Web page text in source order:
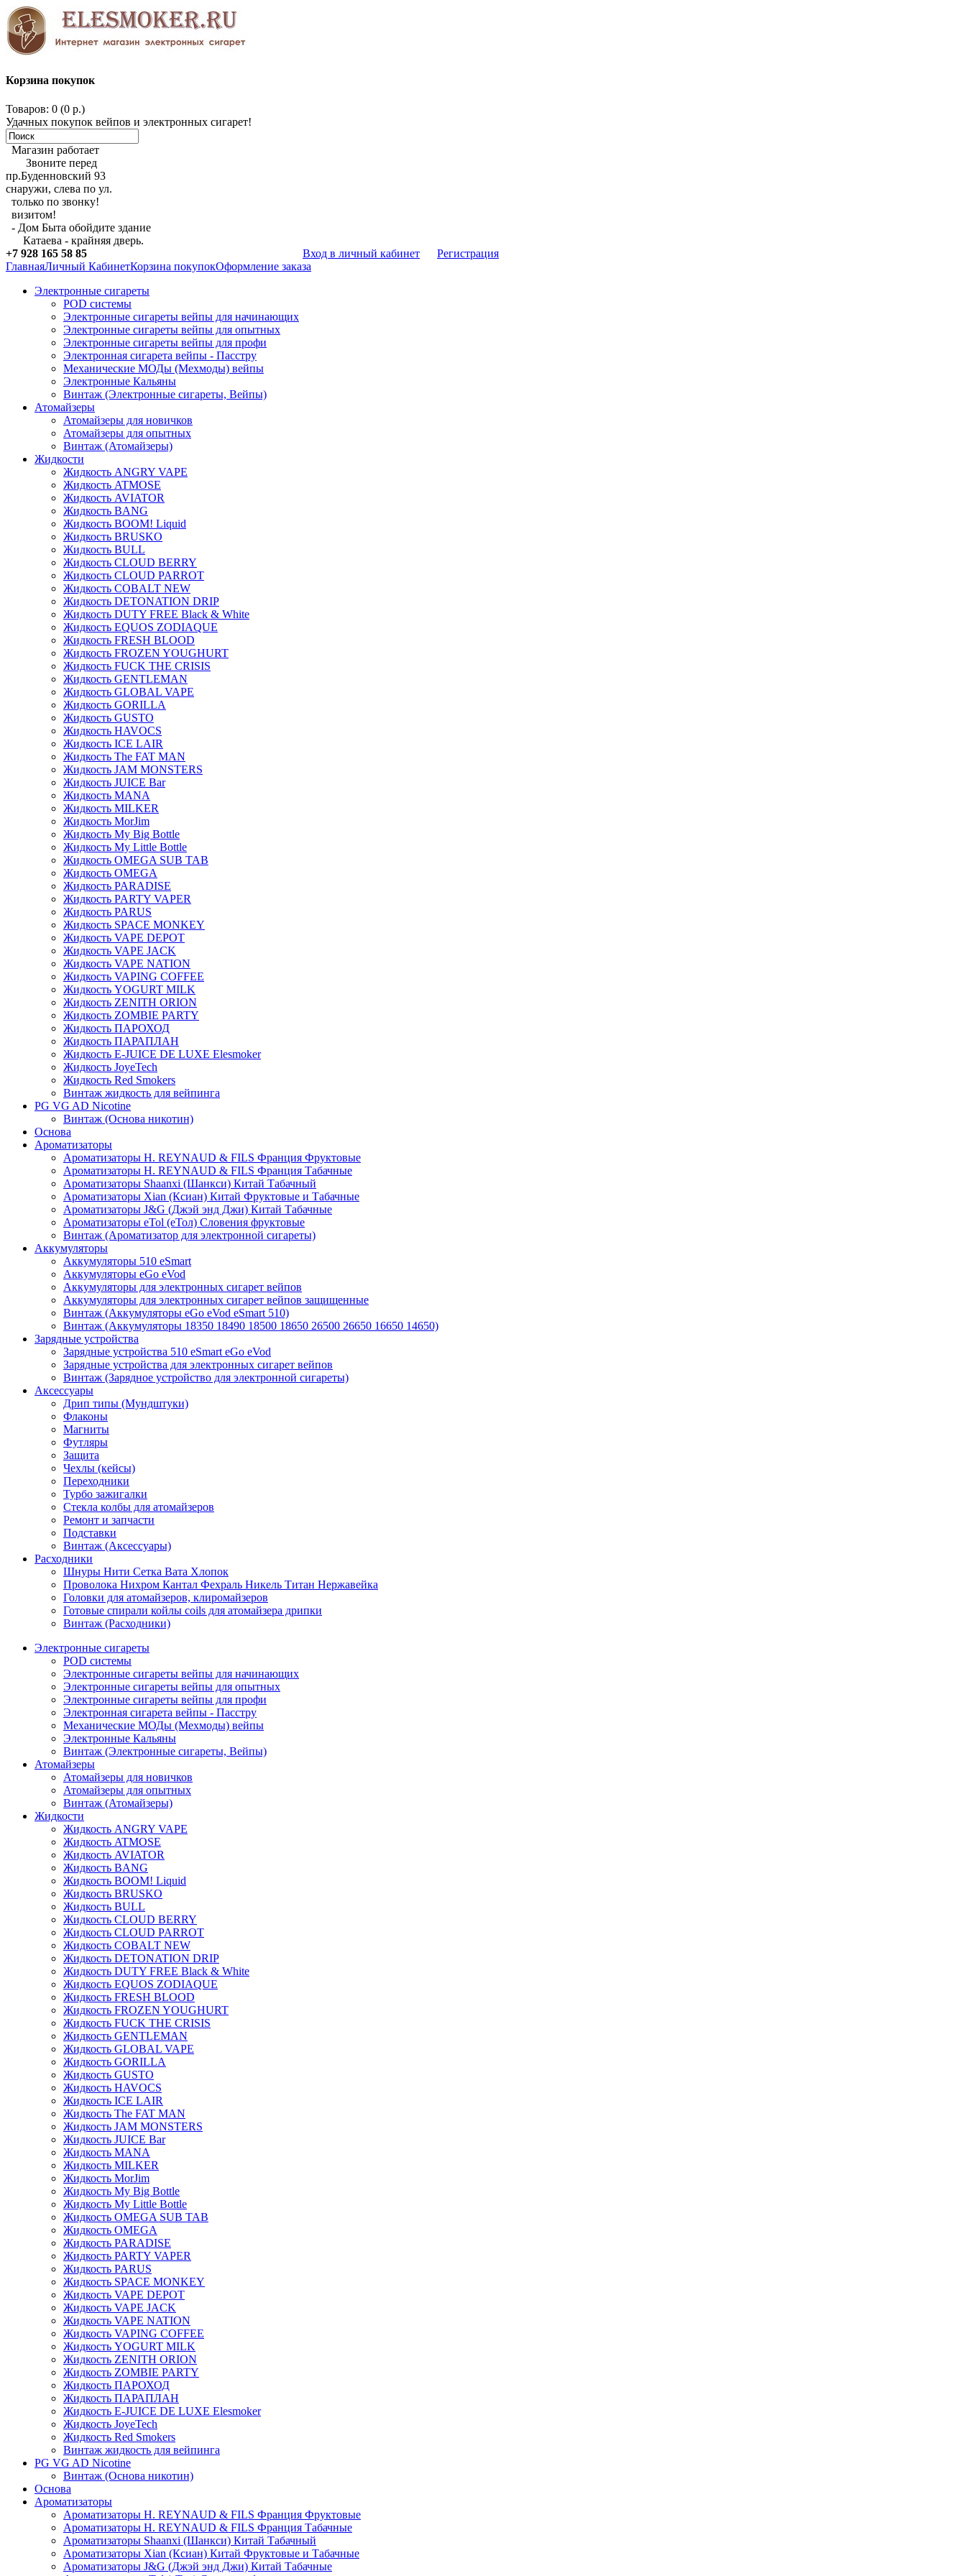
Корзина покупок
Товаров: 0 (0 р.)
Удачных покупок вейпов и электронных сигарет!
Магазин работает
Звоните перед
пр.Буденновский 93
снаружи, слева по ул.
только по звонку!
визитом!
- Дом Быта обойдите здание
Катаева - крайняя дверь.
+7 928 165 58 85 Вход в личный кабинет
Регистрация
ГлавнаяЛичный КабинетКорзина покупокОформление заказа
Электронные сигареты
POD системы
Электронные сигареты вейпы для начинающих
Электронные сигареты вейпы для опытных
Электронные сигареты вейпы для профи
Электронная сигарета вейпы - Пасстру
Механические МОДы (Мехмоды) вейпы
Электронные Кальяны
Винтаж (Электронные сигареты, Вейпы)
Атомайзеры
Атомайзеры для новичков
Атомайзеры для опытных
Винтаж (Атомайзеры)
Жидкости
Жидкость ANGRY VAPE
Жидкость ATMOSE
Жидкость AVIATOR
Жидкость BANG
Жидкость BOOM! Liquid
Жидкость BRUSKO
Жидкость BULL
Жидкость CLOUD BERRY
Жидкость CLOUD PARROT
Жидкость COBALT NEW
Жидкость DETONATION DRIP
Жидкость DUTY FREE Black & White
Жидкость EQUOS ZODIAQUE
Жидкость FRESH BLOOD
Жидкость FROZEN YOUGHURT
Жидкость FUCK THE CRISIS
Жидкость GENTLEMAN
Жидкость GLOBAL VAPE
Жидкость GORILLA
Жидкость GUSTO
Жидкость HAVOCS
Жидкость ICE LAIR
Жидкость The FAT MAN
Жидкость JAM MONSTERS
Жидкость JUICE Bar
Жидкость MANA
Жидкость MILKER
Жидкость MorJim
Жидкость My Big Bottle
Жидкость My Little Bottle
Жидкость OMEGA SUB TAB
Жидкость OMEGA
Жидкость PARADISE
Жидкость PARTY VAPER
Жидкость PARUS
Жидкость SPACE MONKEY
Жидкость VAPE DEPOT
Жидкость VAPE JACK
Жидкость VAPE NATION
Жидкость VAPING COFFEE
Жидкость YOGURT MILK
Жидкость ZENITH ORION
Жидкость ZOMBIE PARTY
Жидкость ПАРОХОД
Жидкость ПАРАПЛАН
Жидкость E-JUIСE DE LUXE Elesmoker
Жидкость JoyeTech
Жидкость Red Smokers
Винтаж жидкость для вейпинга
PG VG AD Nicotine
Винтаж (Основа никотин)
Основа
Ароматизаторы
Ароматизаторы H. REYNAUD & FILS Франция Фруктовые
Ароматизаторы H. REYNAUD & FILS Франция Табачные
Ароматизаторы Shaanxi (Шанкси) Китай Табачный
Ароматизаторы Xian (Ксиан) Китай Фруктовые и Табачные
Ароматизаторы J&G (Джэй энд Джи) Китай Табачные
Ароматизаторы eTol (еТол) Словения фруктовые
Винтаж (Ароматизатор для электронной сигареты)
Аккумуляторы
Аккумуляторы 510 eSmart
Аккумуляторы eGo eVod
Аккумуляторы для электронных сигарет вейпов
Аккумуляторы для электронных сигарет вейпов защищенные
Винтаж (Аккумуляторы eGo eVod eSmart 510)
Винтаж (Аккумуляторы 18350 18490 18500 18650 26500 26650 16650 14650)
Зарядные устройства
Зарядные устройства 510 eSmart eGo eVod
Зарядные устройства для электронных сигарет вейпов
Винтаж (Зарядное устройство для электронной сигареты)
Аксессуары
Дрип типы (Мундштуки)
Флаконы
Магниты
Футляры
Защита
Чехлы (кейсы)
Переходники
Турбо зажигалки
Стекла колбы для атомайзеров
Ремонт и запчасти
Подставки
Винтаж (Аксессуары)
Расходники
Шнуры Нити Сетка Вата Хлопок
Проволока Нихром Кантал Фехраль Никель Титан Нержавейка
Головки для атомайзеров, клиромайзеров
Готовые спирали койлы coils для атомайзера дрипки
Винтаж (Расходники)
Электронные сигареты
POD системы
Электронные сигареты вейпы для начинающих
Электронные сигареты вейпы для опытных
Электронные сигареты вейпы для профи
Электронная сигарета вейпы - Пасстру
Механические МОДы (Мехмоды) вейпы
Электронные Кальяны
Винтаж (Электронные сигареты, Вейпы)
Атомайзеры
Атомайзеры для новичков
Атомайзеры для опытных
Винтаж (Атомайзеры)
Жидкости
Жидкость ANGRY VAPE
Жидкость ATMOSE
Жидкость AVIATOR
Жидкость BANG
Жидкость BOOM! Liquid
Жидкость BRUSKO
Жидкость BULL
Жидкость CLOUD BERRY
Жидкость CLOUD PARROT
Жидкость COBALT NEW
Жидкость DETONATION DRIP
Жидкость DUTY FREE Black & White
Жидкость EQUOS ZODIAQUE
Жидкость FRESH BLOOD
Жидкость FROZEN YOUGHURT
Жидкость FUCK THE CRISIS
Жидкость GENTLEMAN
Жидкость GLOBAL VAPE
Жидкость GORILLA
Жидкость GUSTO
Жидкость HAVOCS
Жидкость ICE LAIR
Жидкость The FAT MAN
Жидкость JAM MONSTERS
Жидкость JUICE Bar
Жидкость MANA
Жидкость MILKER
Жидкость MorJim
Жидкость My Big Bottle
Жидкость My Little Bottle
Жидкость OMEGA SUB TAB
Жидкость OMEGA
Жидкость PARADISE
Жидкость PARTY VAPER
Жидкость PARUS
Жидкость SPACE MONKEY
Жидкость VAPE DEPOT
Жидкость VAPE JACK
Жидкость VAPE NATION
Жидкость VAPING COFFEE
Жидкость YOGURT MILK
Жидкость ZENITH ORION
Жидкость ZOMBIE PARTY
Жидкость ПАРОХОД
Жидкость ПАРАПЛАН
Жидкость E-JUIСE DE LUXE Elesmoker
Жидкость JoyeTech
Жидкость Red Smokers
Винтаж жидкость для вейпинга
PG VG AD Nicotine
Винтаж (Основа никотин)
Основа
Ароматизаторы
Ароматизаторы H. REYNAUD & FILS Франция Фруктовые
Ароматизаторы H. REYNAUD & FILS Франция Табачные
Ароматизаторы Shaanxi (Шанкси) Китай Табачный
Ароматизаторы Xian (Ксиан) Китай Фруктовые и Табачные
Ароматизаторы J&G (Джэй энд Джи) Китай Табачные